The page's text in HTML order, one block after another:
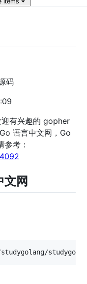
码
有兴趣的 gopher
语言中文网，Go
考：
文网